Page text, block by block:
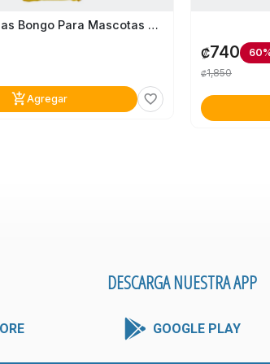
Almohadillas Bongo Para Mascotas 30 Unidades
add_shopping_cartAgregar favorite_border
₡740
₡1,850
DESCARGA NUESTRA APP
GOOGLE PLAY